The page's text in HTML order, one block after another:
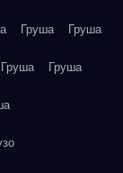
Груша Груша
Груша Груша